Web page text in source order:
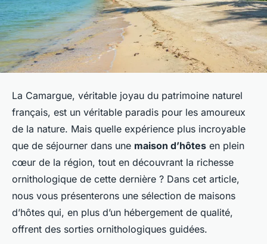
La Camargue, véritable joyau du patrimoine naturel
français, est un véritable paradis pour les amoureux
de la nature. Mais quelle expérience plus incroyable
que de séjourner dans une maison d’hôtes en plein
cœur de la région, tout en découvrant la richesse
ornithologique de cette dernière ? Dans cet article,
nous vous présenterons une sélection de maisons
d’hôtes qui, en plus d’un hébergement de qualité,
offrent des sorties ornithologiques guidées.